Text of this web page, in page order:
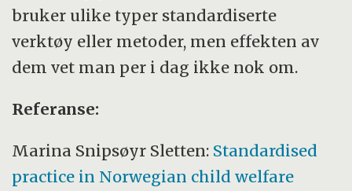
bruker ulike typer standardiserte
verktøy eller metoder, men effekten av
dem vet man per i dag ikke nok om.
Referanse:
Marina Snipsøyr Sletten: Standardised
practice in Norwegian child welfare